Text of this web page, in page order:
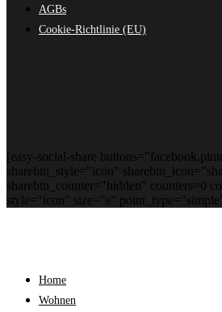
AGBs
Cookie-Richtlinie (EU)
[easy-social-share
sharebtn_style="icon"
sharebtn_counter="hidden" counters=0
style="icon" size="s"
Home
Wohnen